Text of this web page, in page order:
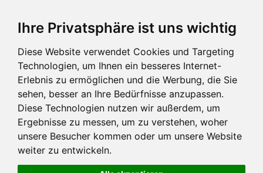
Ihre Privatsphäre ist uns wichtig
Diese Website verwendet Cookies und Targeting
Technologien, um Ihnen ein besseres Internet-
Erlebnis zu ermöglichen und die Werbung, die Sie
sehen, besser an Ihre Bedürfnisse anzupassen.
Diese Technologien nutzen wir außerdem, um
Ergebnisse zu messen, um zu verstehen, woher
unsere Besucher kommen oder um unsere Website
weiter zu entwickeln.